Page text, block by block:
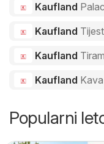
Kaufland
Kaufland
Kaufland
Kaufland Kava
Popularni